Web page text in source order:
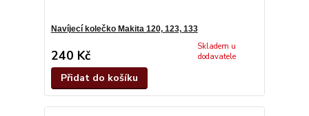
Navíjecí kolečko Makita 120, 123, 133
240 Kč
Skladem u
dodavatele
Přidat do košíku